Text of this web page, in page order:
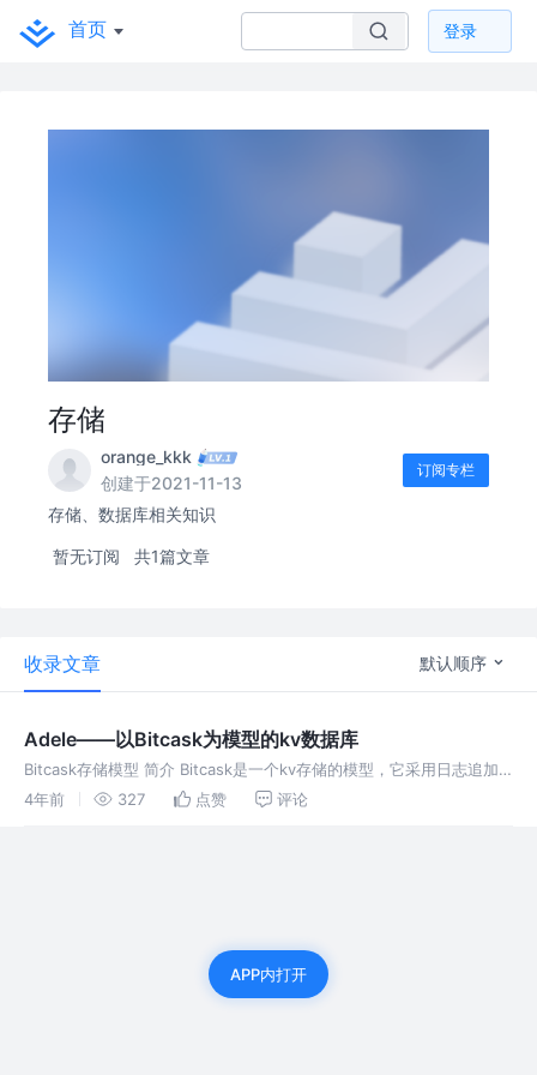
首页 登录
存储
orange_kkk
创建于2021-11-13
订阅专栏
存储、数据库相关知识
暂无订阅 共1篇文章
收录文章 默认顺序
Adele——以Bitcask为模型的kv数据库
Bitcask存储模型 简介 Bitcask是一个kv存储的模型，它采用日志追加
写的模式来记录数据。该模型包含两部分：内存部分和磁盘部分。我们
4年前 327 点赞 评论
APP内打开